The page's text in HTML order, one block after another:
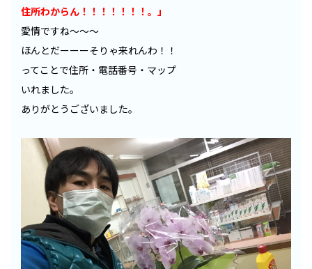
住所わからん！！！！！！！。」
愛情ですね～～～
ほんとだーーーそりゃ来れんわ！！
ってことで住所・電話番号・マップ
いれました。
ありがとうございました。